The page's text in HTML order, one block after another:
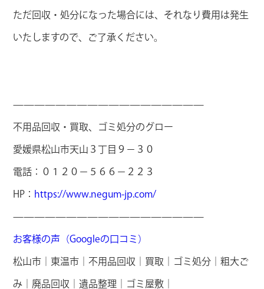
ただ回収・処分になった場合には、それなり費用は発生
いたしますので、ご了承ください。
——————————————————
不用品回収・買取、ゴミ処分のグロー
愛媛県松山市天山３丁目９－３０
電話：０１２０－５６６－２２３
HP： https://www.negum-jp.com/
——————————————————
お客様の声（Googleの口コミ）
松山市｜東温市｜不用品回収｜買取｜ゴミ処分｜粗大ご
み｜廃品回収｜遺品整理｜ゴミ屋敷｜